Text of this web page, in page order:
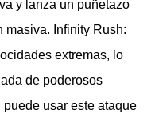
y lanza un puñetazo
masiva. Infinity Rush:
extremas, lo
de poderosos
usar este ataque